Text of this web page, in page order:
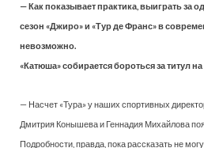
— Как показывает практика, выиграть за
сезон «Джиро» и «Тур де Франс» в
невозможно.
«Катюша» собирается бороться за титул на
— Насчет «Тура» у наших спортивных
Дмитрия Конышева и Геннадия Михайлова
Подробности, правда, пока рассказать не